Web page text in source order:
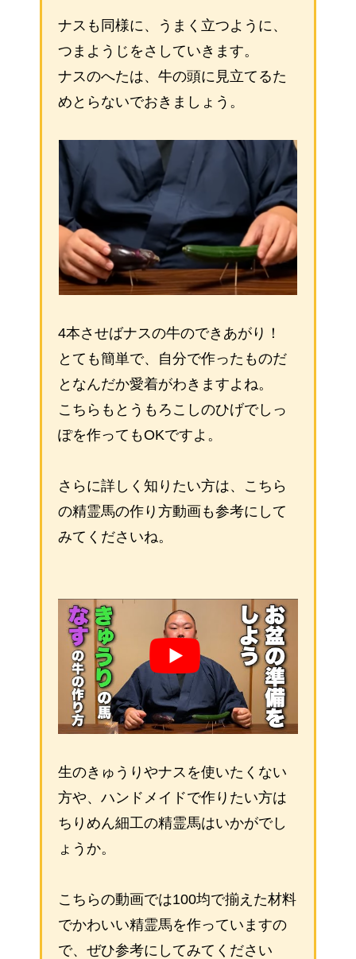
ナスも同様に、うまく立つように、
つまようじをさしていきます。
ナスのへたは、牛の頭に見立てるた
めとらないでおきましょう。
4本させばナスの牛のできあがり！
とても簡単で、自分で作ったものだ
となんだか愛着がわきますよね。
こちらもとうもろこしのひげでしっ
ぽを作ってもOKですよ。
さらに詳しく知りたい方は、こちら
の精霊馬の作り方動画も参考にして
みてくださいね。
生のきゅうりやナスを使いたくない
方や、ハンドメイドで作りたい方は
ちりめん細工の精霊馬はいかがでし
ょうか。
こちらの動画では100均で揃えた材料
でかわいい精霊馬を作っていますの
で、ぜひ参考にしてみてください